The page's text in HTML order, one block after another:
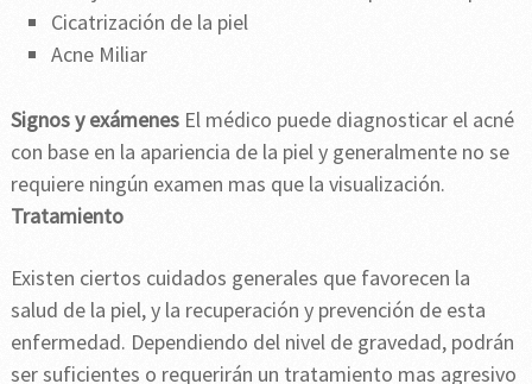
Cicatrización de la piel
Acne Miliar
Signos y exámenesEl médico puede diagnosticar el acné
con base en la apariencia de la piel y generalmente no se
requiere ningún examen mas que la visualización.
Tratamiento
Existen ciertos cuidados generales que favorecen la
salud de la piel, y la recuperación y prevención de esta
enfermedad. Dependiendo del nivel de gravedad, podrán
ser suficientes o requerirán un tratamiento mas agresivo